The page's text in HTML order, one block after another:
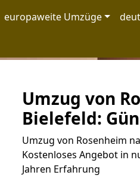
europaweite Umzüge
Umzug von
Bielefeld:
Umzug von Rosenheim
Kostenloses Angebot in
Jahren Erfahrung